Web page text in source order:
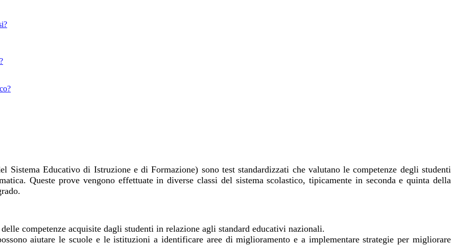
Sistema Educativo di Istruzione e di Formazione) sono test standardizzati che valutano le competenze degli studenti
Queste prove vengono effettuate in diverse classi del sistema scolastico, tipicamente in seconda e quinta della
competenze acquisite dagli studenti in relazione agli standard educativi nazionali.
aiutare le scuole e le istituzioni a identificare aree di miglioramento e a implementare strategie per migliorare